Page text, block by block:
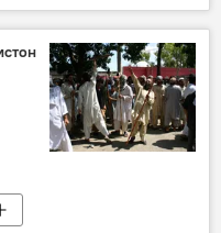
Бобоҷон
қарздиҳӣ